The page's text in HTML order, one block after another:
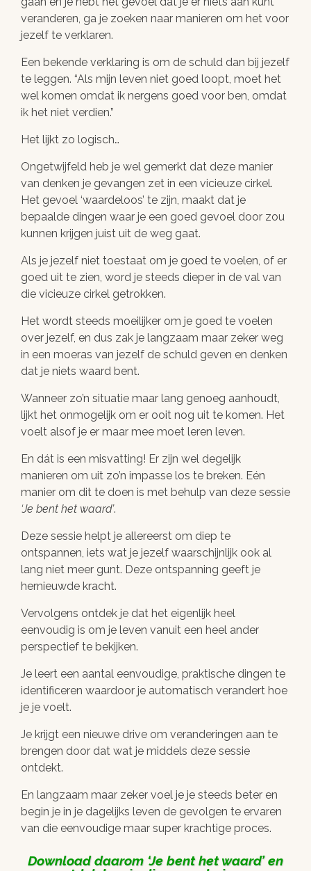
veranderen, ga je zoeken naar manieren om het voor
jezelf te verklaren.
Een bekende verklaring is om de schuld dan bij jezelf
te leggen. “Als mijn leven niet goed loopt, moet het
wel komen omdat ik nergens goed voor ben, omdat
ik het niet verdien.”
Het lijkt zo logisch…
Ongetwijfeld heb je wel gemerkt dat deze manier
van denken je gevangen zet in een vicieuze cirkel.
Het gevoel ‘waardeloos’ te zijn, maakt dat je
bepaalde dingen waar je een goed gevoel door zou
kunnen krijgen juist uit de weg gaat.
Als je jezelf niet toestaat om je goed te voelen, of er
goed uit te zien, word je steeds dieper in de val van
die vicieuze cirkel getrokken.
Het wordt steeds moeilijker om je goed te voelen
over jezelf, en dus zak je langzaam maar zeker weg
in een moeras van jezelf de schuld geven en denken
dat je niets waard bent.
Wanneer zo’n situatie maar lang genoeg aanhoudt,
lijkt het onmogelijk om er ooit nog uit te komen. Het
voelt alsof je er maar mee moet leren leven.
En dát is een misvatting! Er zijn wel degelijk
manieren om uit zo’n impasse los te breken. Eén
manier om dit te doen is met behulp van deze sessie
Je bent het waard.
Deze sessie helpt je allereerst om diep te
ontspannen, iets wat je jezelf waarschijnlijk ook al
lang niet meer gunt. Deze ontspanning geeft je
hernieuwde kracht.
Vervolgens ontdek je dat het eigenlijk heel
eenvoudig is om je leven vanuit een heel ander
perspectief te bekijken.
Je leert een aantal eenvoudige, praktische dingen te
identificeren waardoor je automatisch verandert hoe
je je voelt.
Je krijgt een nieuwe drive om veranderingen aan te
brengen door dat wat je middels deze sessie
ontdekt.
En langzaam maar zeker voel je je steeds beter en
begin je in je dagelijks leven de gevolgen te ervaren
van die eenvoudige maar super krachtige proces.
Download daarom Je bent het waard en